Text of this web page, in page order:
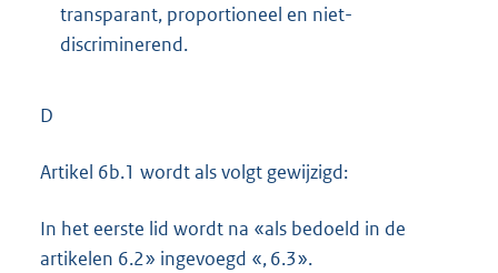
transparant, proportioneel en niet-
discriminerend.
D
Artikel 6b.1 wordt als volgt gewijzigd:
In het eerste lid wordt na «als bedoeld in de
artikelen 6.2» ingevoegd «, 6.3».